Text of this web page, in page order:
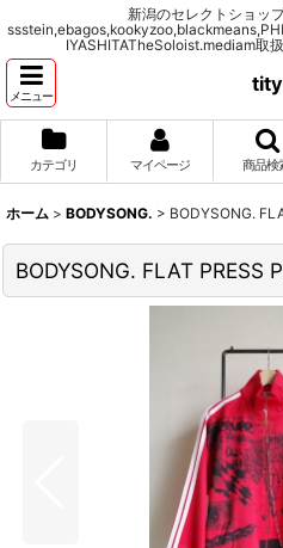
新潟のセレクトショッ
IYASHITATheSoloist.mediam取
メニュー
tity
カテゴリ マイページ 商品検
ホーム > BODYSONG. > BODYSONG.
BODYSONG. FLAT PRESS